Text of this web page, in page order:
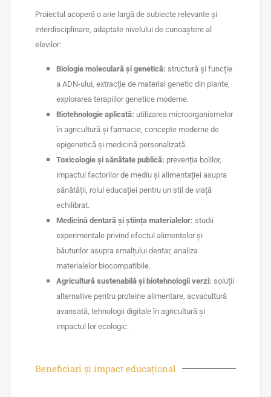
Proiectul acoperă o arie largă de subiecte relevante și
interdisciplinare, adaptate nivelului de cunoaștere al
elevilor:
Biologie moleculară și genetică: structură și funcție
a ADN-ului, extracție de material genetic din plante,
explorarea terapiilor genetice moderne.
Biotehnologie aplicată: utilizarea microorganismelor
în agricultură și farmacie, concepte moderne de
epigenetică și medicină personalizată.
Toxicologie și sănătate publică: prevenția bolilor,
impactul factorilor de mediu și alimentației asupra
sănătății, rolul educației pentru un stil de viață
echilibrat.
Medicină dentară și știința materialelor: studii
experimentale privind efectul alimentelor și
băuturilor asupra smalțului dentar, analiza
materialelor biocompatibile.
Agricultură sustenabilă și biotehnologii verzi: soluții
alternative pentru proteine alimentare, acvacultură
avansată, tehnologii digitale în agricultură și
impactul lor ecologic.
Beneficiari și impact educațional